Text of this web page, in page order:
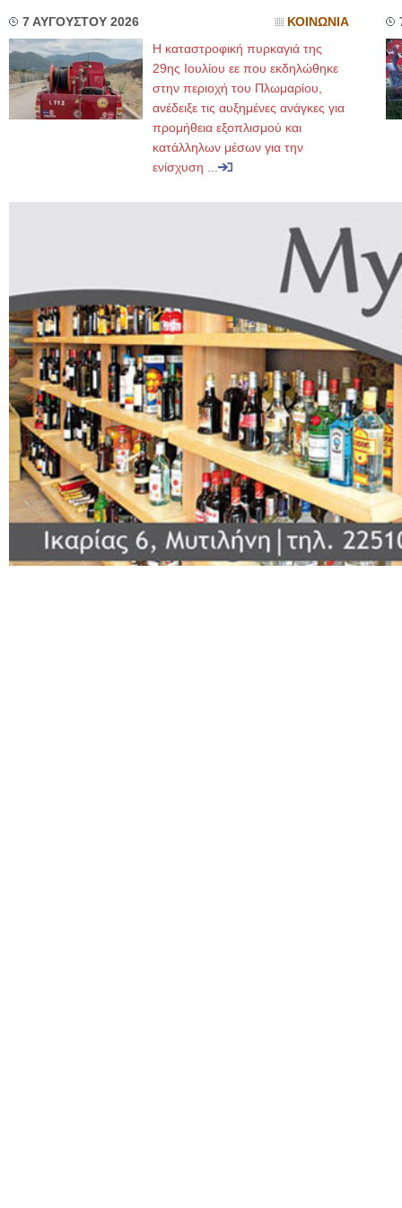
7 ΑΥΓΟΥΣΤΟΥ 2026 ΚΟΙΝΩΝΙΑ
Η καταστροφική πυρκαγιά της
29ης Ιουλίου εε που εκδηλώθηκε
στην περιοχή του Πλωμαρίου,
ανέδειξε τις αυξημένες ανάγκες για
προμήθεια εξοπλισμού και
κατάλληλων μέσων για την
ενίσχυση ...